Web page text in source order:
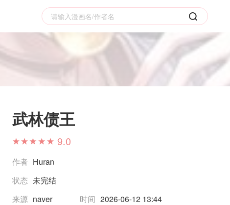
武林债王
9.0
作者 Huran
状态 未完结
来源 naver 时间 2026-06-12 13:44